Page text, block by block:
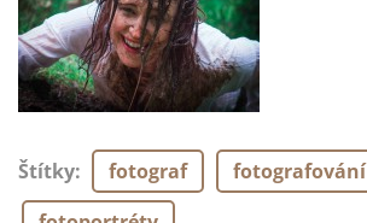
Štítky: fotograf
fotografování